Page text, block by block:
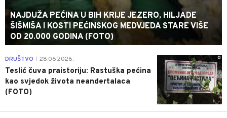
NAJDUŽA PEĆINA U BIH KRIJE JEZERO, HILJADE
ŠIŠMIŠA I KOSTI PEĆINSKOG MEDVJEDA STARE VIŠE
OD 20.000 GODINA (FOTO)
0
DRUŠTVO 28.06.2026.
Teslić čuva praistoriju: Rastuška pećina
kao svjedok života neandertalaca
(FOTO)